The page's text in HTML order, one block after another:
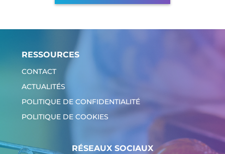
RESSOURCES
CONTACT
ACTUALITÉS
POLITIQUE DE CONFIDENTIALITÉ
POLITIQUE DE COOKIES
RÉSEAUX SOCIAUX